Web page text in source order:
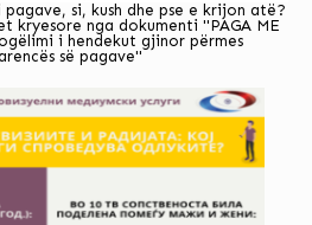
si, kush dhe pse e krijon atë?
kryesore nga dokumenti "PAGA ME
i hendekut gjinor përmes
së pagave"